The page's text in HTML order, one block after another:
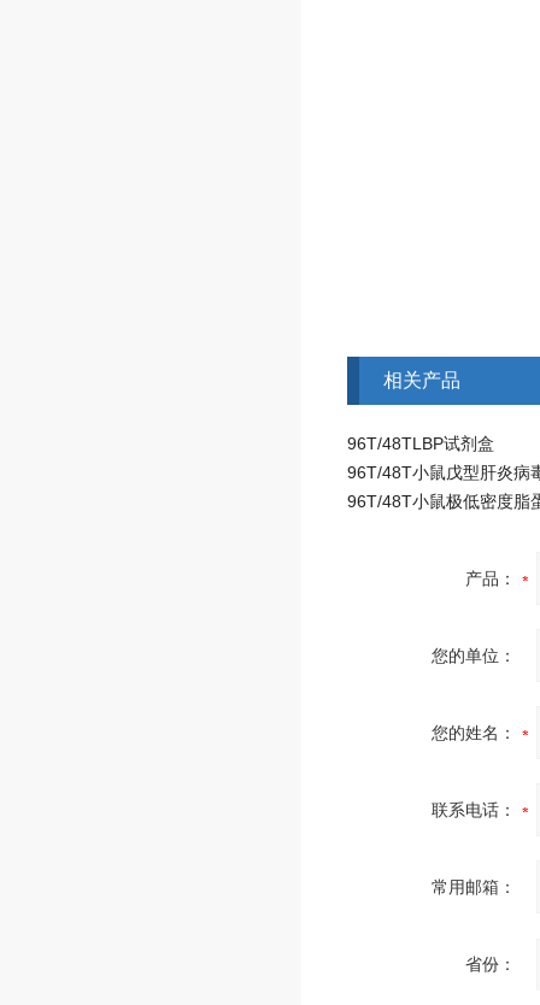
相关产品
96T/48TLBP试剂盒
产品：
您的单位：
您的姓名：
联系电话：
常用邮箱：
省份：